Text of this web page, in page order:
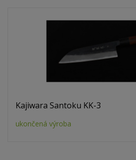
Kajiwara Santoku KK-3
ukončená výroba